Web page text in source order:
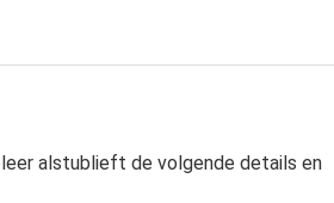
alstublieft de volgende details en